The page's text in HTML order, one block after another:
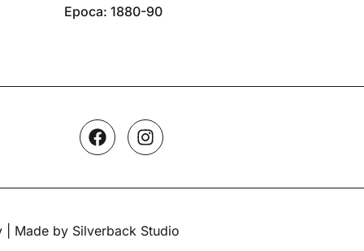
Epoca: 1880-90
| Made by Silverback Studio